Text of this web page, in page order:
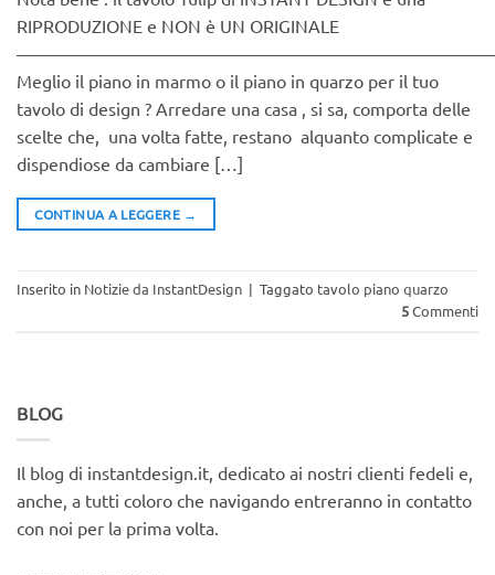
RIPRODUZIONE e NON è UN ORIGINALE
Meglio il piano in marmo o il piano in quarzo per il tuo
tavolo di design ? Arredare una casa , si sa, comporta delle
scelte che, una volta fatte, restano alquanto complicate e
dispendiose da cambiare […]
CONTINUA A LEGGERE →
Inserito in Notizie da InstantDesign | Taggato tavolo piano quarzo
5Commenti
BLOG
Il blog di instantdesign.it, dedicato ai nostri clienti fedeli e,
anche, a tutti coloro che navigando entreranno in contatto
con noi per la prima volta.